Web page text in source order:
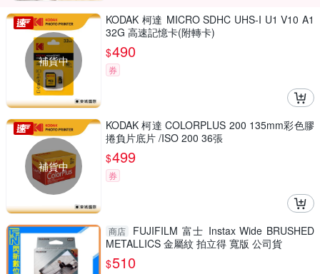
補貨中
KODAK 柯達 MICRO SDHC UHS-I U1 V10 A1
32G 高速記憶卡(附轉卡)
$490
券
補貨中
KODAK 柯達 COLORPLUS 200 135mm彩色膠
捲負片底片 /ISO 200 36張
$499
券
商店
FUJIFILM 富士 Instax Wide BRUSHED
METALLICS 金屬紋 拍立得 寬版 公司貨
$510